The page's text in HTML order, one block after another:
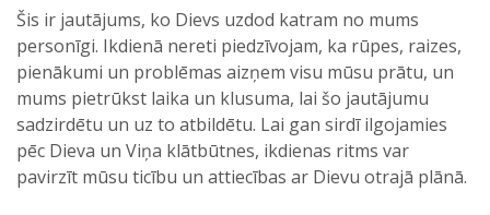
Šis ir jautājums, ko Dievs uzdod katram no mums
personīgi. Ikdienā nereti piedzīvojam, ka rūpes, raizes,
pienākumi un problēmas aizņem visu mūsu prātu, un
mums pietrūkst laika un klusuma, lai šo jautājumu
sadzirdētu un uz to atbildētu. Lai gan sirdī ilgojamies
pēc Dieva un Viņa klātbūtnes, ikdienas ritms var
pavirzīt mūsu ticību un attiecības ar Dievu otrajā plānā.